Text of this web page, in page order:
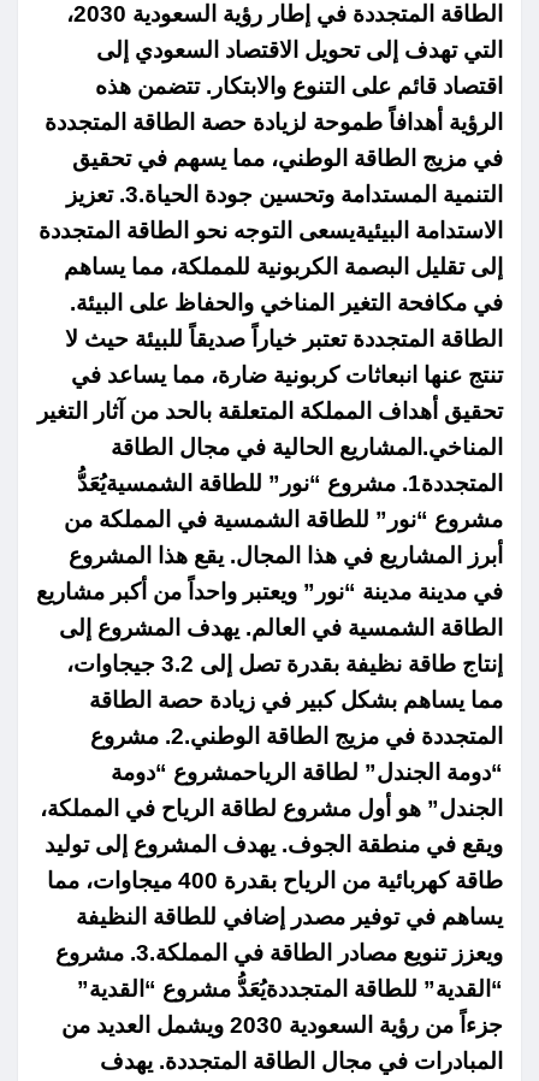
الطاقة المتجددة في إطار رؤية السعودية 2030،
التي تهدف إلى تحويل الاقتصاد السعودي إلى
اقتصاد قائم على التنوع والابتكار. تتضمن هذه
الرؤية أهدافاً طموحة لزيادة حصة الطاقة المتجددة
في مزيج الطاقة الوطني، مما يسهم في تحقيق
التنمية المستدامة وتحسين جودة الحياة.3. تعزيز
الاستدامة البيئيةيسعى التوجه نحو الطاقة المتجددة
إلى تقليل البصمة الكربونية للمملكة، مما يساهم
في مكافحة التغير المناخي والحفاظ على البيئة.
الطاقة المتجددة تعتبر خياراً صديقاً للبيئة حيث لا
تنتج عنها انبعاثات كربونية ضارة، مما يساعد في
تحقيق أهداف المملكة المتعلقة بالحد من آثار التغير
المناخي.المشاريع الحالية في مجال الطاقة
المتجددة1. مشروع “نور” للطاقة الشمسيةيُعَدُّ
مشروع “نور” للطاقة الشمسية في المملكة من
أبرز المشاريع في هذا المجال. يقع هذا المشروع
في مدينة مدينة “نور” ويعتبر واحداً من أكبر مشاريع
الطاقة الشمسية في العالم. يهدف المشروع إلى
إنتاج طاقة نظيفة بقدرة تصل إلى 3.2 جيجاوات،
مما يساهم بشكل كبير في زيادة حصة الطاقة
المتجددة في مزيج الطاقة الوطني.2. مشروع
“دومة الجندل” لطاقة الرياحمشروع “دومة
الجندل” هو أول مشروع لطاقة الرياح في المملكة،
ويقع في منطقة الجوف. يهدف المشروع إلى توليد
طاقة كهربائية من الرياح بقدرة 400 ميجاوات، مما
يساهم في توفير مصدر إضافي للطاقة النظيفة
ويعزز تنويع مصادر الطاقة في المملكة.3. مشروع
“القدية” للطاقة المتجددةيُعَدُّ مشروع “القدية”
جزءاً من رؤية السعودية 2030 ويشمل العديد من
المبادرات في مجال الطاقة المتجددة. يهدف